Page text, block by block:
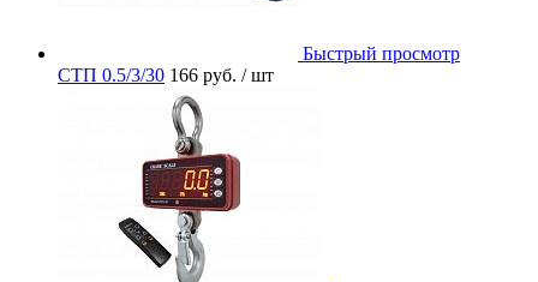
Быстрый просмотр
СТП 0.5/3/30 166 руб. / шт